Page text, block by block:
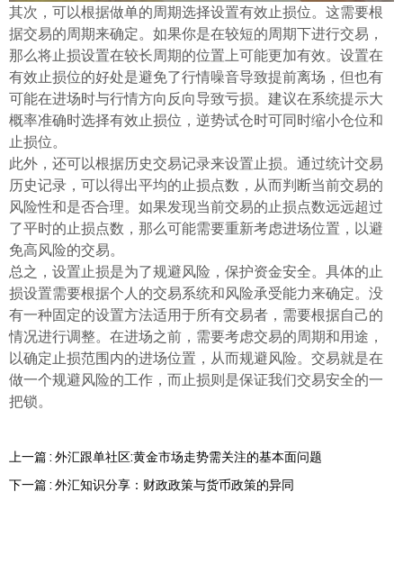
其次，可以根据做单的周期选择设置有效止损位。这需要根
据交易的周期来确定。如果你是在较短的周期下进行交易，
那么将止损设置在较长周期的位置上可能更加有效。设置在
有效止损位的好处是避免了行情噪音导致提前离场，但也有
可能在进场时与行情方向反向导致亏损。建议在系统提示大
概率准确时选择有效止损位，逆势试仓时可同时缩小仓位和
止损位。
此外，还可以根据历史交易记录来设置止损。通过统计交易
历史记录，可以得出平均的止损点数，从而判断当前交易的
风险性和是否合理。如果发现当前交易的止损点数远远超过
了平时的止损点数，那么可能需要重新考虑进场位置，以避
免高风险的交易。
总之，设置止损是为了规避风险，保护资金安全。具体的止
损设置需要根据个人的交易系统和风险承受能力来确定。没
有一种固定的设置方法适用于所有交易者，需要根据自己的
情况进行调整。在进场之前，需要考虑交易的周期和用途，
以确定止损范围内的进场位置，从而规避风险。交易就是在
做一个规避风险的工作，而止损则是保证我们交易安全的一
把锁。
上一篇 : 外汇跟单社区:黄金市场走势需关注的基本面问题
下一篇 : 外汇知识分享：财政政策与货币政策的异同